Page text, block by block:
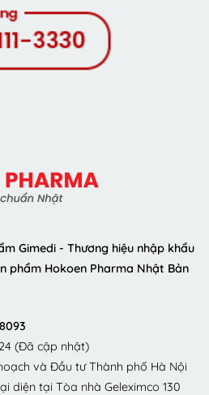
Gimedi - Thương hiệu nhập khẩu
phẩm Hokoen Pharma Nhật Bản
(Đã cập nhật)
và Đầu tư Thành phố Hà Nội
diện tại Tòa nhà Geleximco 130